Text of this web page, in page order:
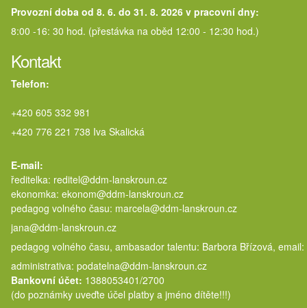
Provozní doba od 8. 6. do 31. 8. 2026 v pracovní dny:
8:00 -16: 30 hod. (přestávka na oběd 12:00 - 12:30 hod.)
Kontakt
Telefon:
+420 605 332 981
+420 776 221 738 Iva Skalická
E-mail:
ředitelka: reditel@ddm-lanskroun.cz
ekonomka: ekonom@ddm-lanskroun.cz
pedagog volného času:
jana@ddm-lanskroun.cz
pedagog volného času, ambasador talentu: Barbora Břízová,
administrativa: podatelna@ddm-lanskroun.cz
Bankovní účet: 1388053401/2700
(do poznámky uveďte účel platby a jméno dítěte!!!)